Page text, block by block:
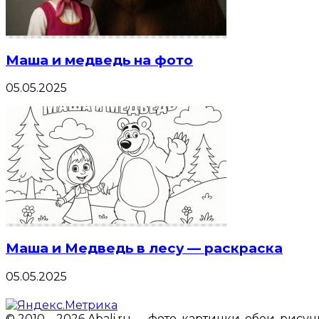
Маша и медведь на фото
05.05.2025
Маша и Медведь в лесу — раскраска
05.05.2025